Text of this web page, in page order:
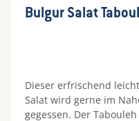
Durchschnittliche
Bulgur Salat
Dieser erfrischend
Salat wird gerne im
gegessen. Der